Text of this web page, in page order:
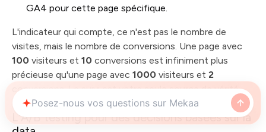
GA4 pour cette page spécifique.
L'indicateur qui compte, ce n'est pas le nombre de
visites, mais le nombre de conversions. Une page avec
100 visiteurs et 10 conversions est infiniment plus
précieuse qu'une page avec 1000 visiteurs et 2
conversions. Le suivi est votre seule source de vérité.
L'A/B testing pour des décisions basées sur la